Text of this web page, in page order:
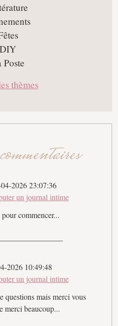
DIY
Poste
thèmes
2026 23:07:36
un journal intime
commencer...
2026 10:49:48
un journal intime
questions mais merci vous
merci beaucoup...